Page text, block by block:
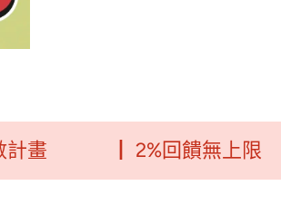
┃ 2%回饋無上限